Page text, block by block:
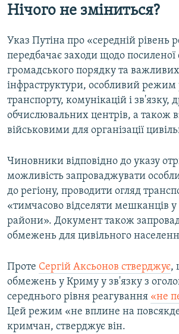
Нічого не зміниться?
Указ Путіна про «середній рівень
передбачає заходи щодо
громадського порядку та важливих
інфраструктури, особливий режим
транспорту, комунікацій і зв'язку,
обчислювальних центрів, а також
військовими для організації
Чиновники відповідно до указу
можливість запроваджувати
до регіону, проводити огляд
«тимчасово відселяти мешканців у
райони». Документ також
обмежень для цивільного
Проте Сергій Аксьонов стверджує,
обмежень у Криму у зв'язку з
середнього рівня реагування «не
Цей режим «не вплине на
кримчан, стверджує він.